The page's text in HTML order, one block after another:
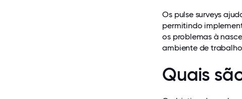
Os pulse surveys
permitindo
os problemas à
ambiente de
Quais